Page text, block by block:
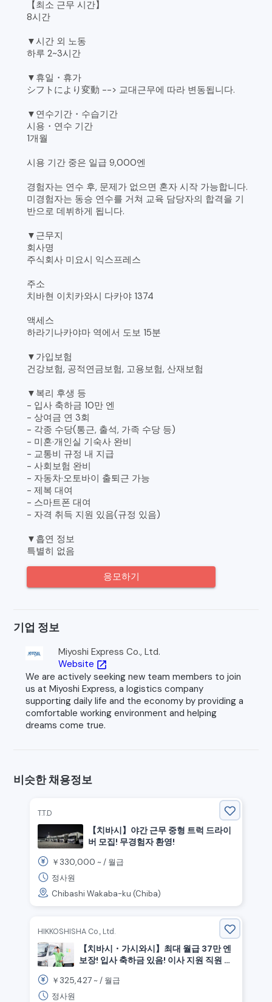
【최소 근무 시간】
8시간
▼시간 외 노동
하루 2~3시간
▼휴일・휴가
シフトにより変動 --> 교대근무에 따라 변동됩니다.
▼연수기간・수습기간
시용・연수 기간
1개월
시용 기간 중은 일급 9,000엔
경험자는 연수 후, 문제가 없으면 혼자 시작 가능합니다.
미경험자는 동승 연수를 거쳐 교육 담당자의 합격을 기
반으로 데뷔하게 됩니다.
▼근무지
회사명
주식회사 미요시 익스프레스
주소
치바현 이치카와시 다카야 1374
액세스
하라기나카야마 역에서 도보 15분
▼가입보험
건강보험, 공적연금보험, 고용보험, 산재보험
▼복리 후생 등
- 입사 축하금 10만 엔
- 상여금 연 3회
- 각종 수당(통근, 출석, 가족 수당 등)
- 미혼·개인실 기숙사 완비
- 교통비 규정 내 지급
- 사회보험 완비
- 자동차·오토바이 출퇴근 가능
- 제복 대여
- 스마트폰 대여
- 자격 취득 지원 있음(규정 있음)
▼흡연 정보
특별히 없음
응모하기
기업 정보
Miyoshi Express Co., Ltd.
Website open_in_new
We are actively seeking new team members to join
us at Miyoshi Express, a logistics company
supporting daily life and the economy by providing a
comfortable working environment and helping
dreams come true.
비슷한 채용정보
T.T.D
【치바시】야간 근무 중형 트럭 드라이
버 모집! 무경험자 환영!
￥ 330,000 ~ / 월급
정사원
Chibashi Wakaba-ku (Chiba)
HIKKOSHISHA Co., Ltd.
【치바시・가시와시】최대 월급 37만 엔
보장! 입사 축하금 있음! 이사 지원 직원 모
￥ 325,427 ~ / 월급
정사원